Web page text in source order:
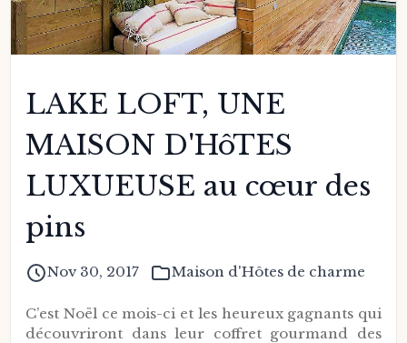
LAKE LOFT, UNE
MAISON D'HôTES
LUXUEUSE au cœur des
pins
Nov 30, 2017 Maison d'Hôtes de charme
C’est Noël ce mois-ci et les heureux gagnants qui
découvriront dans leur coffret gourmand des